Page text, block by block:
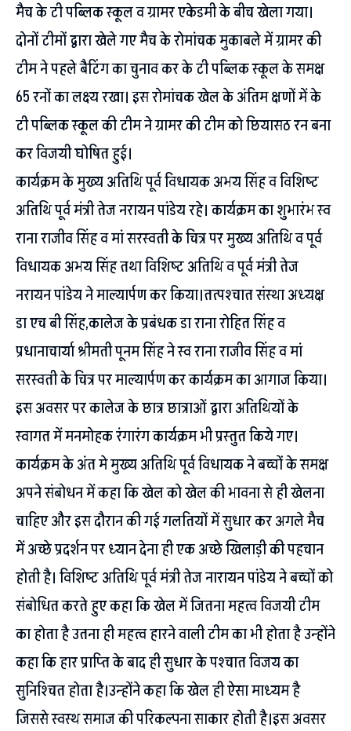
मैच के टी पब्लिक स्कूल व ग्रामर एकेडमी के बीच खेला गया।
दोनों टीमों द्वारा खेले गए मैच के रोमांचक मुकाबले में ग्रामर की
टीम ने पहले बैटिंग का चुनाव कर के टी पब्लिक स्कूल के समक्ष
65 रनों का लक्ष्य रखा। इस रोमांचक खेल के अंतिम क्षणों में के
टी पब्लिक स्कूल की टीम ने ग्रामर की टीम को छियासठ रन बना
कर विजयी घोषित हुई।
कार्यक्रम के मुख्य अतिथि पूर्व विधायक अभय सिंह व विशिष्ट
अतिथि पूर्व मंत्री तेज नरायन पांडेय रहे। कार्यक्रम का शुभारंभ स्व
राना राजीव सिंह व मां सरस्वती के चित्र पर मुख्य अतिथि व पूर्व
विधायक अभय सिंह तथा विशिष्ट अतिथि व पूर्व मंत्री तेज
नरायन पांडेय ने माल्यार्पण कर किया।तत्पश्चात संस्था अध्यक्ष
डा एच बी सिंह,कालेज के प्रबंधक डा राना रोहित सिंह व
प्रधानाचार्या श्रीमती पूनम सिंह ने स्व राना राजीव सिंह व मां
सरस्वती के चित्र पर माल्यार्पण कर कार्यक्रम का आगाज किया।
इस अवसर पर कालेज के छात्र छात्राओं द्वारा अतिथियों के
स्वागत में मनमोहक रंगारंग कार्यक्रम भी प्रस्तुत किये गए।
कार्यक्रम के अंत मे मुख्य अतिथि पूर्व विधायक ने बच्चों के समक्ष
अपने संबोधन में कहा कि खेल को खेल की भावना से ही खेलना
चाहिए और इस दौरान की गई गलतियों में सुधार कर अगले मैच
में अच्छे प्रदर्शन पर ध्यान देना ही एक अच्छे खिलाड़ी की पहचान
होती है। विशिष्ट अतिथि पूर्व मंत्री तेज नारायन पांडेय ने बच्चों को
संबोधित करते हुए कहा कि खेल में जितना महत्व विजयी टीम
का होता है उतना ही महत्व हारने वाली टीम का भी होता है उन्होंने
कहा कि हार प्राप्ति के बाद ही सुधार के पश्चात विजय का
सुनिश्चित होता है।उन्होंने कहा कि खेल ही ऐसा माध्यम है
जिससे स्वस्थ समाज की परिकल्पना साकार होती है।इस अवसर